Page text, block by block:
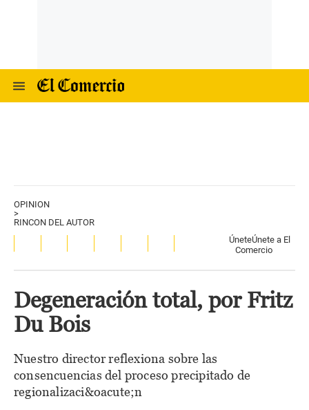
OPINION
>
RINCON DEL AUTOR
ÚneteÚnete a El
Comercio
Degeneración total, por Fritz
Du Bois
Nuestro director reflexiona sobre las
consencuencias del proceso precipitado de
regionalizaci&oacute;n